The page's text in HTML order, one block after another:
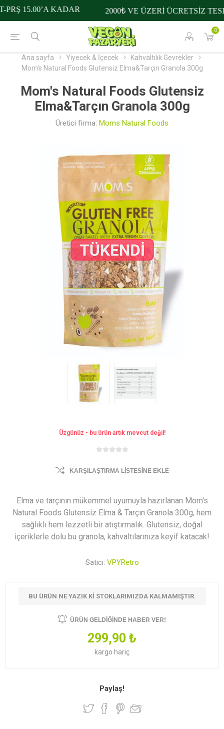
0
15.00’A KADAR 2000₺ VE ÜZERİ ÜCRETSİZ
Ana sayfa Yiyecek & İçecek
Kahvaltılık Gevrekler
Mom's Natural Foods Glutensiz Elma&Tarçın Granola 300g
Mom's Natural Foods Glutensiz
Elma&Tarçın Granola 300g
Üretici firma: Moms Natural Foods
Üzgünüz - bu ürün artık mevcut değil!
KARŞILAŞTIRMA LISTESINE EKLE
Elma ve tarçının mükemmel uyumuyla hazırlanan Mom's
Natural Foods Glutensiz Elma & Tarçın Granola 300g, hem
sağlıklı hem lezzetli bir atıştırmalık. Glutensiz, doğal
içeriklerle dolu bu granola, kahvaltılarınıza keyif katacak!
Satıcı: VPYRetro
BU ÜRÜN NE YAZIK KI STOKLARIMIZDA KALMAMIŞTIR.
ÜRÜN GELDIĞINDE HABER VER!
299,90 ₺
kargo hariç
Paylaş!